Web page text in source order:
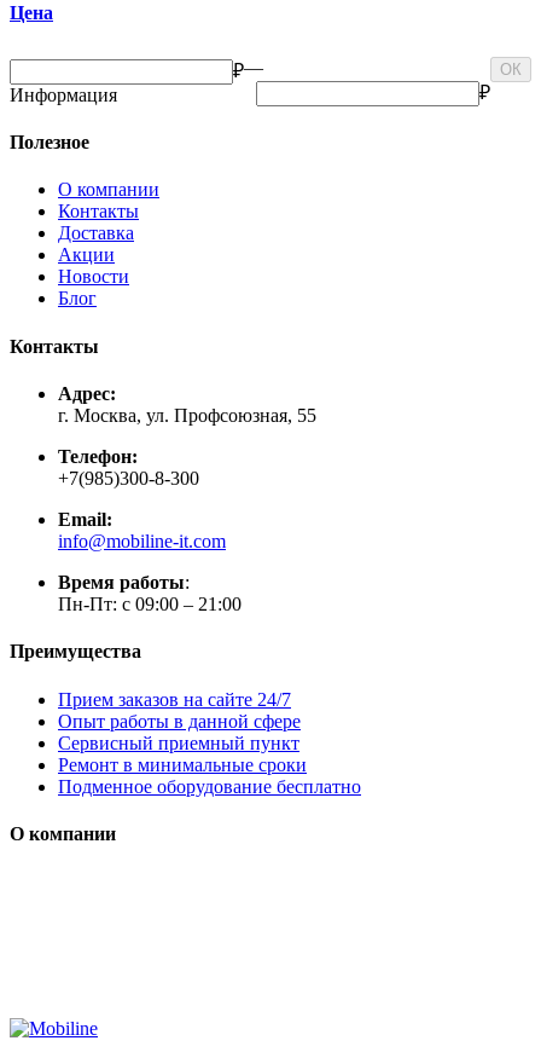
Цена
₽— ОК
₽
Информация
Полезное
О компании
Контакты
Доставка
Акции
Новости
Блог
Контакты
Адрес:
г. Москва, ул. Профсоюзная, 55
Телефон:
+7(985)300-8-300
Email:
info@mobiline-it.com
Время работы:
Пн-Пт: с 09:00 – 21:00
Преимущества
Прием заказов на сайте 24/7
Опыт работы в данной сфере
Сервисный приемный пункт
Ремонт в минимальные сроки
Подменное оборудование бесплатно
О компании